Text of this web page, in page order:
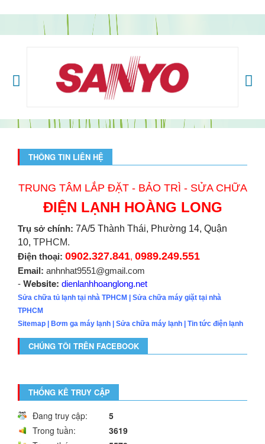
THÔNG TIN LIÊN HỆ
TRUNG TÂM LẮP ĐẶT - BẢO TRÌ - SỬA CHỮA
ĐIỆN LẠNH HOÀNG LONG
Trụ sở chính: 7A/5 Thành Thái, Phường 14, Quận
10, TPHCM.
Điện thoại: 0902.327.841, 0989.249.551
Email: anhnhat9551@gmail.com
- Website: dienlanhhoanglong.net
Sửa chữa tủ lạnh tại nhà TPHCM
Sửa chữa máy giặt tại nhà
TPHCM
Sitemap
Bơm ga máy lạnh Sửa chữa máy lạnh Tin tức điện lạnh
CHÚNG TÔI TRÊN FACEBOOK
THỐNG KÊ TRUY CẬP
Đang truy cập:
5
Trong tuần:
3619